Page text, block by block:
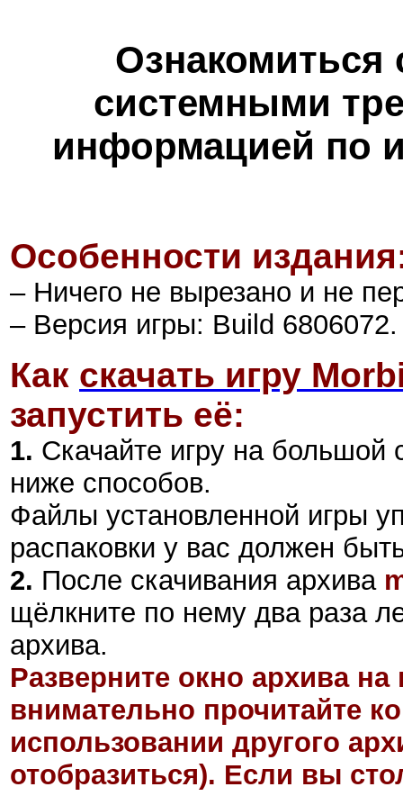
Ознакомиться
системными
информацией по
Особенности
– Ничего не вырезано и не
– Версия игры: Build 6806072.
Как скачать игру
запустить её:
1. Скачайте игру на большой
ниже способов.
Файлы установленной игры
распаковки у вас должен
2. После скачивания архива
щёлкните по нему два раза
архива.
Разверните окно архива на
внимательно прочитайте
использовании другого
отобразиться). Если вы